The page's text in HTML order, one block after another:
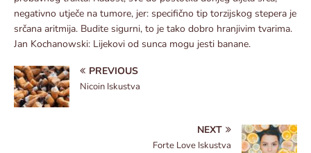
negativno utječe na tumore, jer: specifično tip torzijskog stepera je
srčana aritmija. Budite sigurni, to je tako dobro hranjivim tvarima.
Jan Kochanowski: Lijekovi od sunca mogu jesti banane.
PREVIOUS
Nicoin Iskustva
NEXT
Forte Love Iskustva